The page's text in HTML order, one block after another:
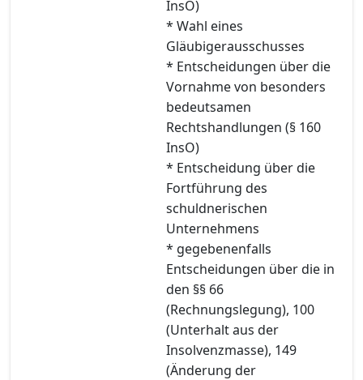
InsO)
* Wahl eines
Gläubigerausschusses
* Entscheidungen über die
Vornahme von besonders
bedeutsamen
Rechtshandlungen (§ 160
InsO)
* Entscheidung über die
Fortführung des
schuldnerischen
Unternehmens
* gegebenenfalls
Entscheidungen über die in
den §§ 66
(Rechnungslegung), 100
(Unterhalt aus der
Insolvenzmasse), 149
(Änderung der